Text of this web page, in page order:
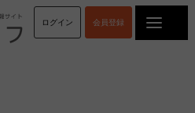
ログイン 会員登録